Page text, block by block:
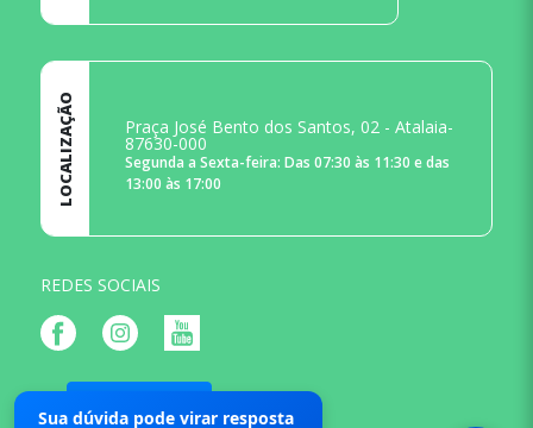
Sua dúvida pode virar resposta
LOCALIZAÇÃO Praça José Bento dos Santos, 02 - Atalaia-
87630-000
Segunda a Sexta-feira: Das 07:30 às 11:30 e das
13:00 às 17:00
REDES SOCIAIS